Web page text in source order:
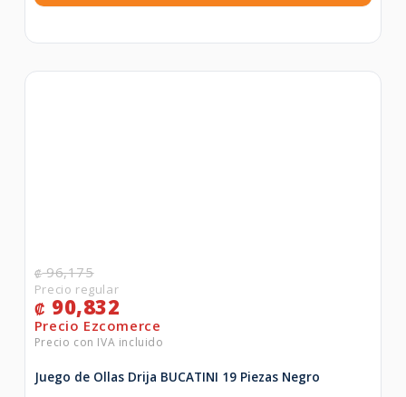
₡96,175
₡ 90,832
Juego de Ollas Drija BUCATINI 19 Piezas Negro